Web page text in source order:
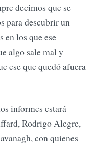
decimos que se
para descubrir un
en los que ese
algo sale mal y
ese que quedó afuera
informes estará
Rodrigo Alegre,
con quienes